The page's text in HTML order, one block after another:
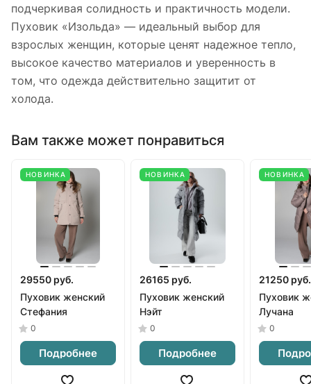
подчеркивая солидность и практичность модели.
Пуховик «Изольда» — идеальный выбор для
взрослых женщин, которые ценят надежное тепло,
высокое качество материалов и уверенность в
том, что одежда действительно защитит от
холода.
Вам также может понравиться
НОВИНКА
29550 руб.
Пуховик женский
Стефания
0
Подробнее
НОВИНКА
26165 руб.
Пуховик женский
Нэйт
0
Подробнее
НОВИНКА
21250 руб.
Пуховик
Лучана
0